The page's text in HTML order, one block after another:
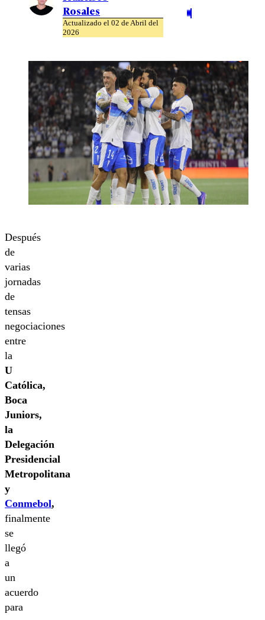
Rosales
Actualizado el 02 de Abril del
2026
Después
de
varias
jornadas
de
tensas
negociaciones
entre
la
U
Católica,
Boca
Juniors,
la
Delegación
Presidencial
Metropolitana
y
Conmebol,
finalmente
se
llegó
a
un
acuerdo
para